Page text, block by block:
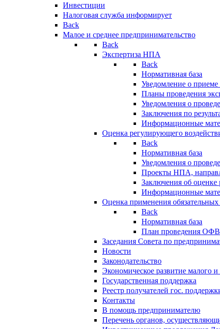
Инвестиции
Налоговая служба информирует
Back
Малое и среднее предпринимательство
Back
Экспертиза НПА
Back
Нормативная база
Уведомление о
Планы проведения
Уведомления о
Заключения по
Информационные
Оценка регулирующего
Back
Нормативная база
Уведомления о
Проекты НПА,
Заключения об
Информационные
Оценка применения
Back
Нормативная база
План проведения
Заседания Совета по
Новости
Законодательство
Экономическое развитие малого и
Государственная поддержка
Реестр получателей гос.
Контакты
В помощь предпринимателю
Перечень органов,